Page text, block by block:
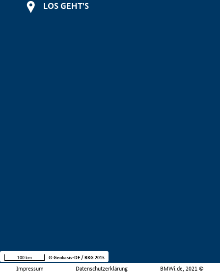
LOS GEHT'S
Impressum Datenschutzerklärung BMWi.de, 2021 ©
100 km © Geobasis-DE / BKG 2015